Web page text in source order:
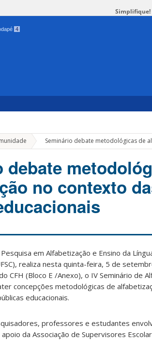
Simplifique!
4
» Seminário debate metodológicas de
debate
no contexto
em Alfabetização e Ensino da
realiza nesta quinta-feira, 5 de
CFH (Bloco E /Anexo), o IV Seminário de
concepções metodológicas de
educacionais.
professores e estudantes
da Associação de Supervisores